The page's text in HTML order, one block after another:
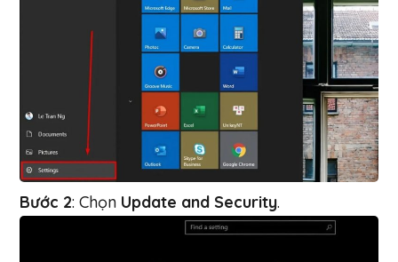
Bước 2: Chọn Update and Security.